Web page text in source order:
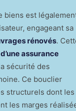
biens est
engageant sa
rénovés.
assurance
sécurité des
Ce bouclier
structurels dont les
les marges